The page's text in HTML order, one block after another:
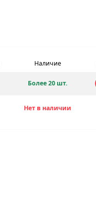
Наличие
Более 20 шт.
Нет в наличии